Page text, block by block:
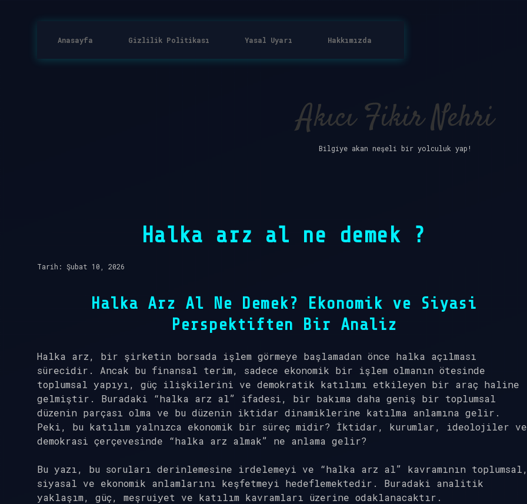
Anasayfa Gizlilik Politikası Yasal Uyarı Hakkımızda
Akıcı Fikir Nehri
Bilgiye akan neşeli bir yolculuk yap!
Halka arz al ne demek ?
Tarih: Şubat 10, 2026
Halka Arz Al Ne Demek? Ekonomik ve Siyasi
Perspektiften Bir Analiz
Halka arz, bir şirketin borsada işlem görmeye başlamadan önce halka açılması
sürecidir. Ancak bu finansal terim, sadece ekonomik bir işlem olmanın ötesinde
toplumsal yapıyı, güç ilişkilerini ve demokratik katılımı etkileyen bir araç haline
gelmiştir. Buradaki “halka arz al” ifadesi, bir bakıma daha geniş bir toplumsal
düzenin parçası olma ve bu düzenin iktidar dinamiklerine katılma anlamına gelir.
Peki, bu katılım yalnızca ekonomik bir süreç midir? İktidar, kurumlar, ideolojiler ve
demokrasi çerçevesinde “halka arz almak” ne anlama gelir?
Bu yazı, bu soruları derinlemesine irdelemeyi ve “halka arz al” kavramının
siyasal ve ekonomik anlamlarını keşfetmeyi hedeflemektedir. Buradaki analitik
yaklaşım, güç, meşruiyet ve katılım kavramları üzerine odaklanacaktır.